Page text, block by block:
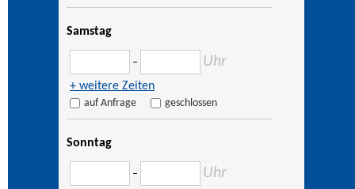
Samstag
– Uhr
+ weitere Zeiten
auf Anfrage geschlossen
Sonntag
– Uhr